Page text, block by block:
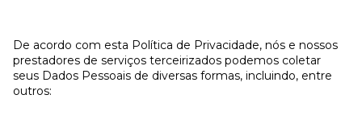
De acordo com esta Política de Privacidade, nós e nossos
prestadores de serviços terceirizados podemos coletar
seus Dados Pessoais de diversas formas, incluindo, entre
outros: